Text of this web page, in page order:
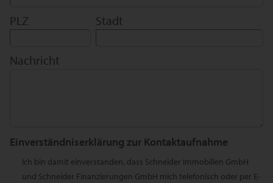
PLZ Stadt
Nachricht
Einverständniserklärung zur Kontaktaufnahme
Ich bin damit einverstanden, dass Schneider Immobilien GmbH
und Schneider Finanzierungen GmbH mich telefonisch oder per E-